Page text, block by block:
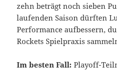
zehn beträgt noch sieben
laufenden Saison dürften
Performance aufbessern,
Rockets Spielpraxis
Im besten Fall: Playoff-